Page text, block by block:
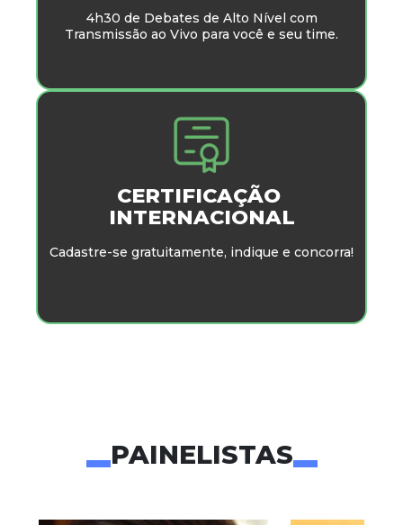
4h30 de Debates de Alto Nível com
Transmissão ao Vivo para você e seu time.
CERTIFICAÇÃO
INTERNACIONAL
Cadastre-se gratuitamente, indique e concorra!
PAINELISTAS